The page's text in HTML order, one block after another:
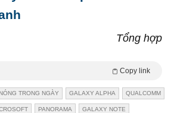
Tổng hợp
Copy link
TRONG NGÀY GALAXY ALPHA QUALCOMM
PANORAMA GALAXY NOTE